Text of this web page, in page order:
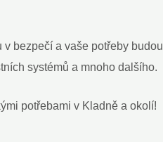
bezpečí a vaše potřeby
systémů a mnoho dalšího.
potřebami v Kladně a okolí!